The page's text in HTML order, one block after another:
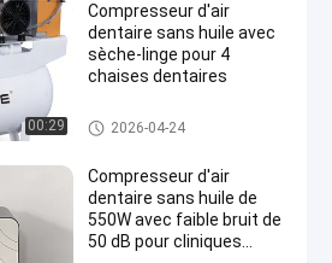
00:29
Compresseur d'air
dentaire sans huile avec
sèche-linge pour 4
chaises dentaires
compresseur d'air dentaire
2026-04-24
Compresseur d'air
dentaire sans huile de
550W avec faible bruit de
50 dB pour cliniques